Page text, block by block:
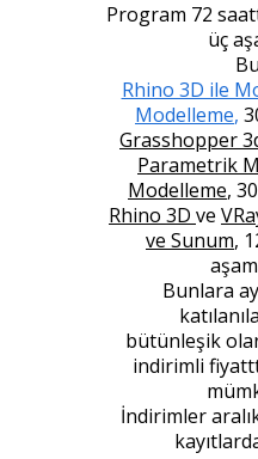
Program 72
üç
Rhino 3D ile
Modelleme,
Grasshopper
Parametrik
Modelleme,
Rhino 3D ve
ve Sunum,
Bunlara
bütünleşik
indirimli
İndirimler